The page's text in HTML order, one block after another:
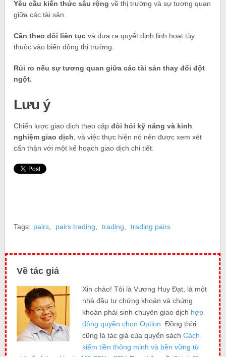
Yêu cầu kiến thức sâu rộng về thị trường và sự tương quan
giữa các tài sản.
Cần theo dõi liên tục và đưa ra quyết định linh hoạt tùy
thuộc vào biến động thị trường.
Rủi ro nếu sự tương quan giữa các tài sản thay đổi đột
ngột.
Lưu ý
Chiến lược giao dịch theo cặpđòi hỏi kỹ năng và kinh
nghiệm giao dịch , và việc thực hiện nó nên được xem xét
cẩn thận với một kế hoạch giao dịch chi tiết.
Tags: pairs pairs trading trading trading pairs
Về tác giả
Xin chào! Tôi là Vương Huy Đạt, là một
nhà đầu tư chứng khoán và chứng
khoán phái sinh chuyên giao dịch hợp
động quyền chọn Option . Đồng thời
cũng là tác giả của quyển sách Cách
kiếm tiền thông minh và bền vững từ